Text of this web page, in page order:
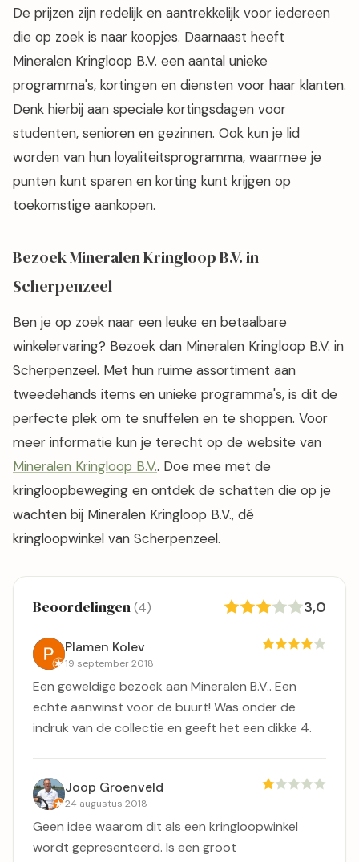
De prijzen zijn redelijk en aantrekkelijk voor iedereen
die op zoek is naar koopjes. Daarnaast heeft
Mineralen Kringloop B.V. een aantal unieke
programma's, kortingen en diensten voor haar klanten.
Denk hierbij aan speciale kortingsdagen voor
studenten, senioren en gezinnen. Ook kun je lid
worden van hun loyaliteitsprogramma, waarmee je
punten kunt sparen en korting kunt krijgen op
toekomstige aankopen.
Bezoek Mineralen Kringloop B.V. in
Scherpenzeel
Ben je op zoek naar een leuke en betaalbare
winkelervaring? Bezoek dan Mineralen Kringloop B.V. in
Scherpenzeel. Met hun ruime assortiment aan
tweedehands items en unieke programma's, is dit de
perfecte plek om te snuffelen en te shoppen. Voor
meer informatie kun je terecht op de website van
Mineralen Kringloop B.V.. Doe mee met de
kringloopbeweging en ontdek de schatten die op je
wachten bij Mineralen Kringloop B.V., dé
kringloopwinkel van Scherpenzeel.
Beoordelingen(4) 3,0
Plamen Kolev
19 september 2018
Een geweldige bezoek aan Mineralen B.V.. Een
echte aanwinst voor de buurt! Was onder de
indruk van de collectie en geeft het een dikke 4.
Joop Groenveld
24 augustus 2018
Geen idee waarom dit als een kringloopwinkel
wordt gepresenteerd. Is een groot